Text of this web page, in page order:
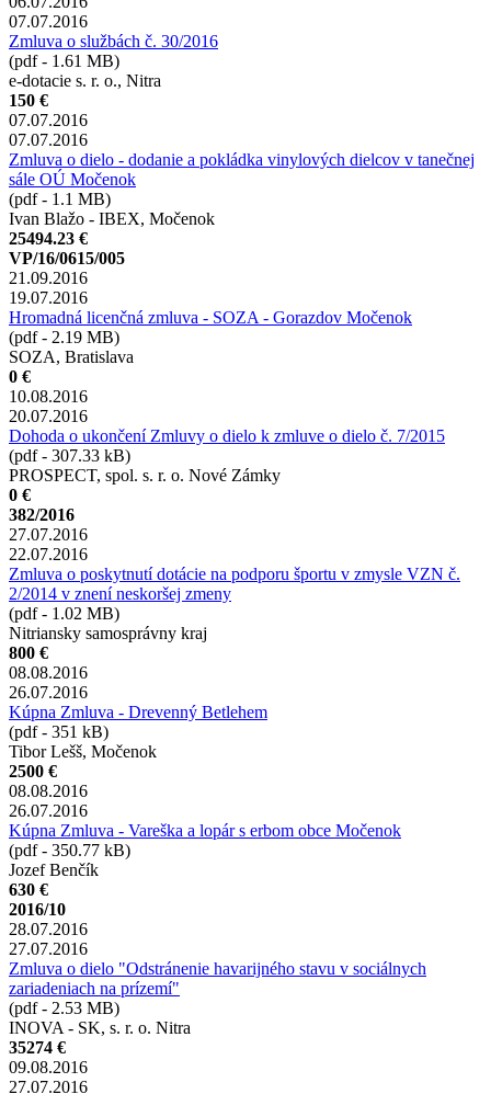
07.07.2016
Zmluva o službách č. 30/2016
(pdf - 1.61 MB)
e-dotacie s. r. o., Nitra
150 €
07.07.2016
07.07.2016
Zmluva o dielo - dodanie a pokládka vinylových dielcov v tanečnej
sále OÚ Močenok
(pdf - 1.1 MB)
Ivan Blažo - IBEX, Močenok
25494.23 €
VP/16/0615/005
21.09.2016
19.07.2016
Hromadná licenčná zmluva - SOZA - Gorazdov Močenok
(pdf - 2.19 MB)
SOZA, Bratislava
0 €
10.08.2016
20.07.2016
Dohoda o ukončení Zmluvy o dielo k zmluve o dielo č. 7/2015
(pdf - 307.33 kB)
PROSPECT, spol. s. r. o. Nové Zámky
0 €
382/2016
27.07.2016
22.07.2016
Zmluva o poskytnutí dotácie na podporu športu v zmysle VZN č.
2/2014 v znení neskoršej zmeny
(pdf - 1.02 MB)
Nitriansky samosprávny kraj
800 €
08.08.2016
26.07.2016
Kúpna Zmluva - Drevenný Betlehem
(pdf - 351 kB)
Tibor Lešš, Močenok
2500 €
08.08.2016
26.07.2016
Kúpna Zmluva - Vareška a lopár s erbom obce Močenok
(pdf - 350.77 kB)
Jozef Benčík
630 €
2016/10
28.07.2016
27.07.2016
Zmluva o dielo "Odstránenie havarijného stavu v sociálnych
zariadeniach na prízemí"
(pdf - 2.53 MB)
INOVA - SK, s. r. o. Nitra
35274 €
09.08.2016
27.07.2016